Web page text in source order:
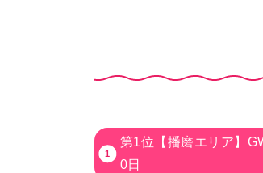
第1位【播磨エリア】
0日